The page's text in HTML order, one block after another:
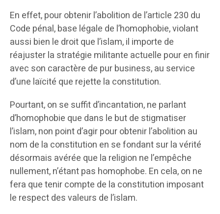
En effet, pour obtenir l’abolition de l’article 230 du
Code pénal, base légale de l’homophobie, violant
aussi bien le droit que l’islam, il importe de
réajuster la stratégie militante actuelle pour en finir
avec son caractère de pur business, au service
d’une laïcité que rejette la constitution.
Pourtant, on se suffit d’incantation, ne parlant
d’homophobie que dans le but de stigmatiser
l’islam, non point d’agir pour obtenir l’abolition au
nom de la constitution en se fondant sur la vérité
désormais avérée que la religion ne l’empêche
nullement, n’étant pas homophobe. En cela, on ne
fera que tenir compte de la constitution imposant
le respect des valeurs de l’islam.